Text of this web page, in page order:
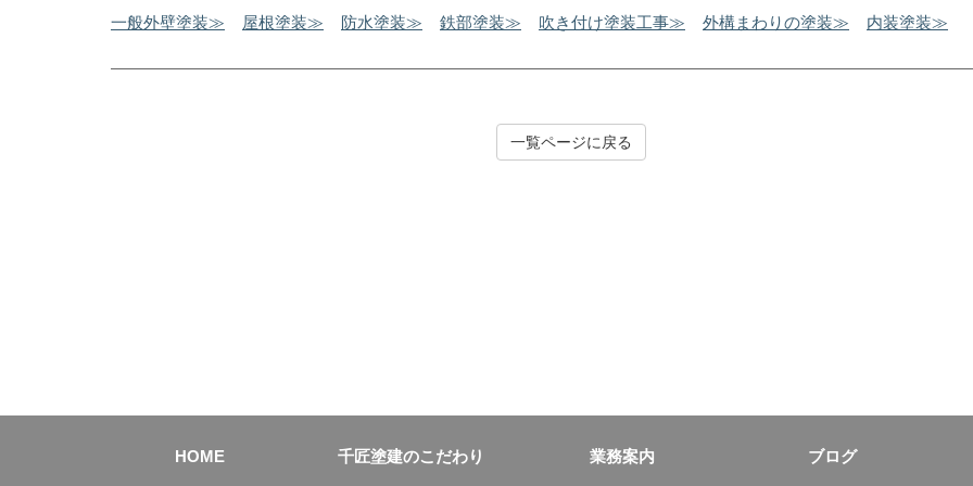
一般外壁塗装≫ 屋根塗装≫ 防水塗装≫ 鉄部塗装≫ 吹き付け塗装工事≫ 外構まわりの塗装≫ 内装塗装≫
一覧ページに戻る
HOME 千匠塗建のこだわり 業務案内 ブログ